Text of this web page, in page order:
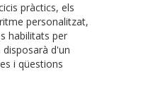
pràctics, els
personalitzat,
habilitats per
d'un
i qüestions